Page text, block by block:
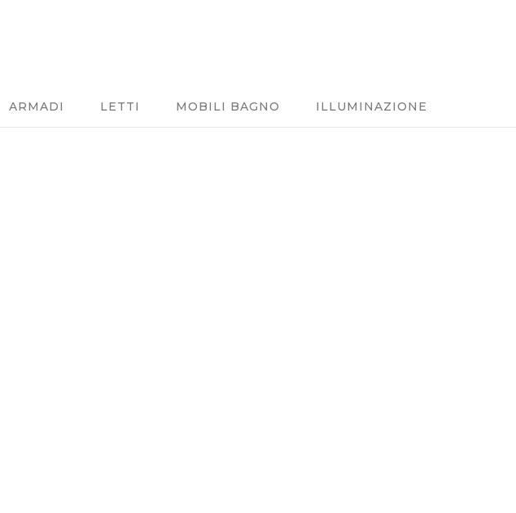
ARMADI LETTI MOBILI BAGNO ILLUMINAZIONE